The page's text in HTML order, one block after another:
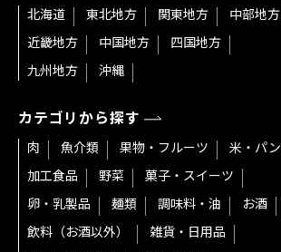
北海道 東北地方 関東地方
中部地方
近畿地方
中国地方
四国地方
九州地方
沖縄
カテゴリから探す
肉 魚介類 果物・フルーツ
米・パン
加工食品
野菜
菓子・スイーツ
卵・乳製品
麺類 調味料・油
お酒
飲料（お酒以外）
雑貨・日用品